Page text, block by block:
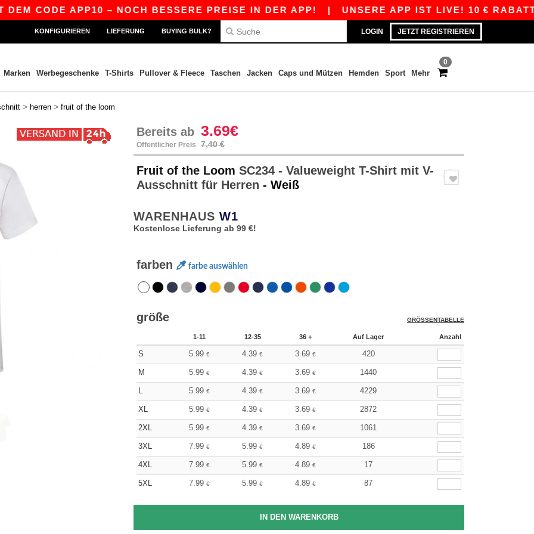
APP10 – NOCH BESSERE PREISE IN DER APP!|UNSERE APP IST LIVE! 10 € RABATT AB
LOGIN JETZT REGISTRIEREN
KONFIGURIEREN LIEFERUNG BUYING BULK?
0
Marken Werbegeschenke T-Shirts Pullover & Fleece Taschen Jacken Caps und Mützen Hemden Sport Mehr
> herren > fruit of the loom
Bereits ab 3.69€
Öffentlicher Preis 7,40 €
Fruit of the Loom SC234 - Valueweight T-Shirt mit V-
Ausschnitt für Herren - Weiß
WARENHAUS W1
Kostenlose Lieferung ab 99 €!
farben farbe auswählen
größe GRÖSSENTABELLE
1-11 12-35 36 + Auf Lager Anzahl
S 5.99 € 4.39 € 3.69 € 420
M 5.99 € 4.39 € 3.69 € 1440
L 5.99 € 4.39 € 3.69 € 4229
XL 5.99 € 4.39 € 3.69 € 2872
2XL 5.99 € 4.39 € 3.69 € 1061
3XL 7.99 € 5.99 € 4.89 € 186
4XL 7.99 € 5.99 € 4.89 € 17
5XL 7.99 € 5.99 € 4.89 € 87